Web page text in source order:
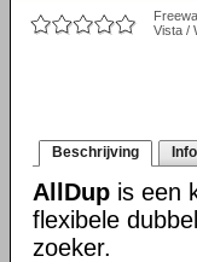
Vista /
Beschrijving
AllDup is een
flexibele
zoeker.